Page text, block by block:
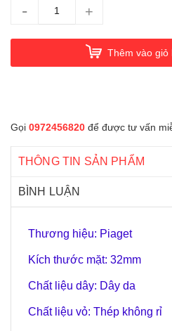
- +
Thêm vào giỏ
Gọi 0972456820 để được tư vấn
THÔNG TIN SẢN PHẨM
BÌNH LUẬN
Thương hiệu: Piaget
Kích thước mặt: 32mm
Chất liệu dây: Dây da
Chất liệu vỏ: Thép không rỉ